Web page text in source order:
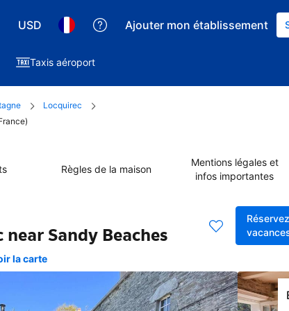
USD Ajouter mon établissement
Taxis aéroport
Locquirec
Règles de la maison
Mentions légales et
infos importantes
Sandy Beaches
la carte